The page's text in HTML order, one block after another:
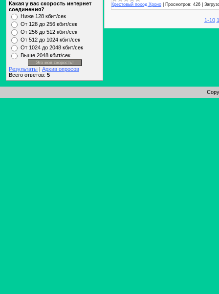
Какая у вас скорость интернет
соединения?
Ниже 128 кбит/сек
От 128 до 256 кбит/сек
От 256 до 512 кбит/сек
От 512 до 1024 кбит/сек
От 1024 до 2048 кбит/сек
Выше 2048 кбит/сек
Результаты | Архив опросов
Всего ответов: 5
Крестовый поход Хроно Просмотров: 426
1-10